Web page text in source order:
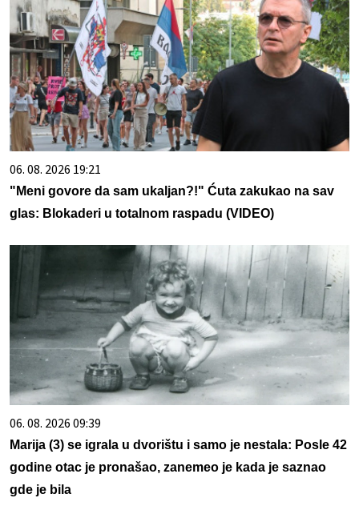
06. 08. 2026 19:21
"Meni govore da sam ukaljan?!" Ćuta zakukao na sav
glas: Blokaderi u totalnom raspadu (VIDEO)
06. 08. 2026 09:39
Marija (3) se igrala u dvorištu i samo je nestala: Posle 42
godine otac je pronašao, zanemeo je kada je saznao
gde je bila